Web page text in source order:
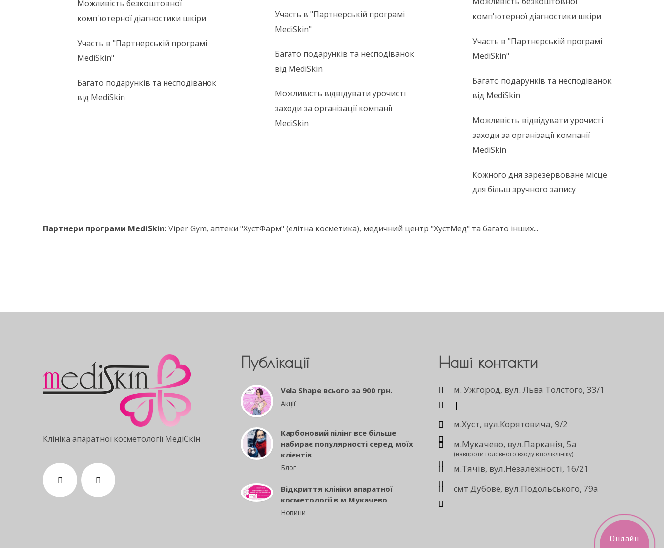
Можливість безкоштовної
комп'ютерної діагностики шкіри
Участь в "Партнерській програмі
MediSkin"
Багато подарунків та несподіванок
від MediSkin
Участь в "Партнерській програмі
MediSkin"
Багато подарунків та несподіванок
від MediSkin
Можливість відвідувати урочисті
заходи за організації компанії
MediSkin
комп'ютерної діагностики шкіри
Участь в "Партнерській програмі
MediSkin"
Багато подарунків та несподіванок
від MediSkin
Можливість відвідувати урочисті
заходи за організації компанії
MediSkin
Кожного дня зарезервоване місце
для більш зручного запису
Партнери програми MediSkin:Viper Gym, аптеки "ХустФарм" (елітна косметика), медичний центр "ХустМед" та багато інших...
Клініка апаратної косметології МедіСкін
Публікації
Vela Shape всього за 900 грн.
Акції
Карбоновий пілінг все більше
набирає популярності серед моїх
клієнтів
Блог
Відкриття клініки апаратної
косметології в м.Мукачево
Новини
Наші контакти
м. Ужгород, вул. Льва Толстого, 33/1
|
м.Хуст, вул.Корятовича, 9/2
м.Мукачево, вул.Парканія, 5а
(навпроти головного входу в поліклініку)
м.Тячів, вул.Незалежності, 16/21
смт Дубове, вул.Подольського, 79а
Онлайн